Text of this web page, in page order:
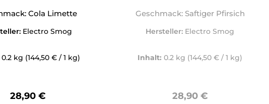
Cola Limette
Electro Smog
0.2 kg (144,50 € / 1 kg)
Regulärer Preis:
28,90 €
Gib den gewünschten Wert ein oder benutze die Schaltflächen
Geschmack: Saftiger Pfirsich
Hersteller: Electro Smog
Inhalt:0.2 kg (144,50 € / 1 kg)
Regulärer Preis:
28,90 €